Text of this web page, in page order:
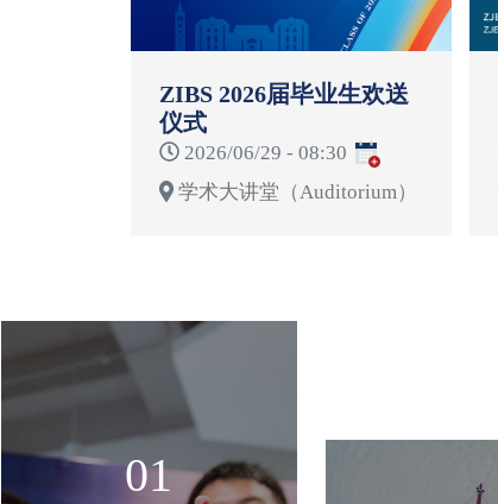
ZIBS 2026届毕业生欢送
仪式
2026/06/29 - 08:30
学术大讲堂（Auditorium）
01